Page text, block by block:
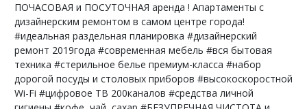
ПОЧАСОВАЯ и ПОСУТОЧНАЯ аренда ! Апартаменты с
дизайнерским ремонтом в самом центре города!
#идеальная раздельная планировка #дизайнерский
ремонт 2019года #современная мебель #вся бытовая
техника #стерильное белье премиум-класса #набор
дорогой посуды и столовых приборов #высокоскоростной
Wi-Fi #цифровое ТВ 200каналов #средства личной